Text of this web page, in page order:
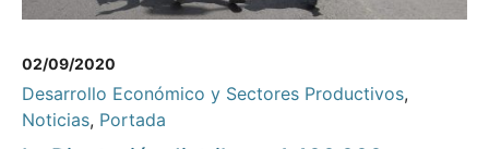
02/09/2020
Desarrollo Económico y Sectores Productivos,
Noticias, Portada